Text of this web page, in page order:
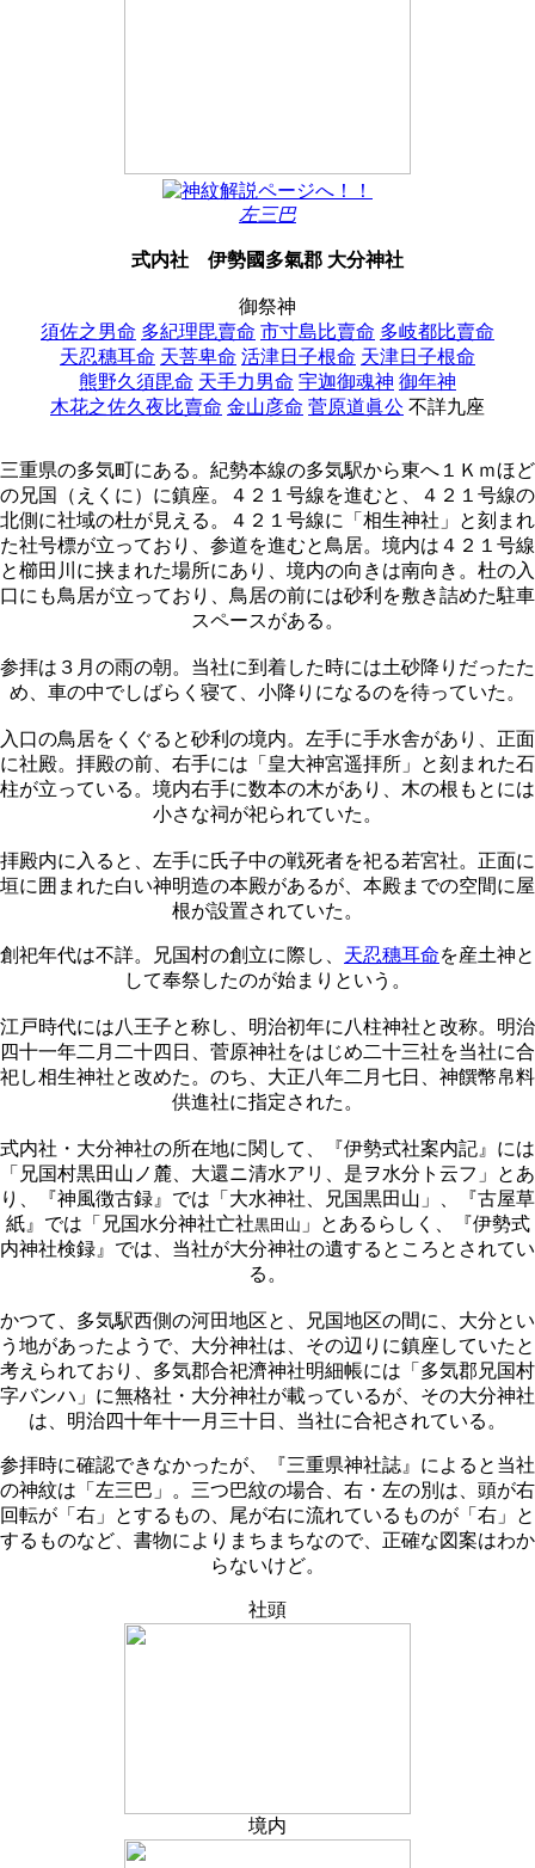
左三巴
式内社 伊勢國多氣郡 大分神社
御祭神
須佐之男命 多紀理毘賣命 市寸島比賣命 多岐都比賣命
天忍穗耳命 天菩卑命 活津日子根命 天津日子根命
熊野久須毘命 天手力男命 宇迦御魂神 御年神
木花之佐久夜比賣命 金山彦命 菅原道眞公 不詳九座
三重県の多気町にある。紀勢本線の多気駅から東へ１Ｋｍほど
の兄国（えくに）に鎮座。４２１号線を進むと、４２１号線の
北側に社域の杜が見える。４２１号線に「相生神社」と刻まれ
た社号標が立っており、参道を進むと鳥居。境内は４２１号線
と櫛田川に挟まれた場所にあり、境内の向きは南向き。杜の入
口にも鳥居が立っており、鳥居の前には砂利を敷き詰めた駐車
スペースがある。
参拝は３月の雨の朝。当社に到着した時には土砂降りだったた
め、車の中でしばらく寝て、小降りになるのを待っていた。
入口の鳥居をくぐると砂利の境内。左手に手水舎があり、正面
に社殿。拝殿の前、右手には「皇大神宮遥拝所」と刻まれた石
柱が立っている。境内右手に数本の木があり、木の根もとには
小さな祠が祀られていた。
拝殿内に入ると、左手に氏子中の戦死者を祀る若宮社。正面に
垣に囲まれた白い神明造の本殿があるが、本殿までの空間に屋
根が設置されていた。
創祀年代は不詳。兄国村の創立に際し、 天忍穗耳命を産土神と
して奉祭したのが始まりという。
江戸時代には八王子と称し、明治初年に八柱神社と改称。明治
四十一年二月二十四日、菅原神社をはじめ二十三社を当社に合
祀し相生神社と改めた。のち、大正八年二月七日、神饌幣帛料
供進社に指定された。
式内社・大分神社の所在地に関して、『伊勢式社案内記』には
「兄国村黒田山ノ麓、大還ニ清水アリ、是ヲ水分ト云フ」とあ
り、『神風徴古録』では「大水神社、兄国黒田山」、『古屋草
紙』では「兄国水分神社亡社黒田山 」とあるらしく、『伊勢式
内神社検録』では、当社が大分神社の遺するところとされてい
る。
かつて、多気駅西側の河田地区と、兄国地区の間に、大分とい
う地があったようで、大分神社は、その辺りに鎮座していたと
考えられており、多気郡合祀濟神社明細帳には「多気郡兄国村
字バンハ」に無格社・大分神社が載っているが、その大分神社
は、明治四十年十一月三十日、当社に合祀されている。
参拝時に確認できなかったが、『三重県神社誌』によると当社
の神紋は「左三巴」。三つ巴紋の場合、右・左の別は、頭が右
回転が「右」とするもの、尾が右に流れているものが「右」と
するものなど、書物によりまちまちなので、正確な図案はわか
らないけど。
社頭
境内